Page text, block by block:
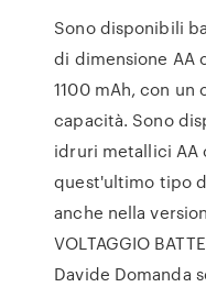
Sono disponibili
di dimensione AA
1100 mAh, con un
capacità. Sono
idruri metallici AA
quest'ultimo tipo
anche nella
VOLTAGGIO
Davide Domanda